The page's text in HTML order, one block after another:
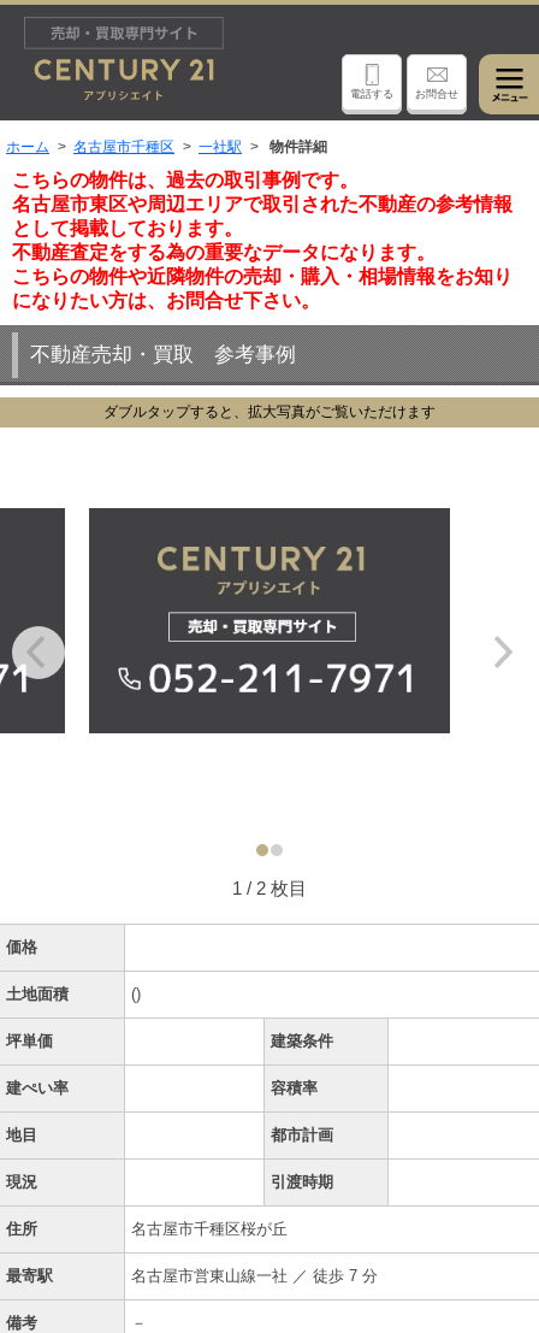
電話する お問合せ
ホーム 名古屋市千種区 一社駅 物件詳細
こちらの物件は、過去の取引事例です。
名古屋市東区や周辺エリアで取引された不動産の参考情報
として掲載しております。
不動産査定をする為の重要なデータになります。
こちらの物件や近隣物件の売却・購入・相場情報をお知り
になりたい方は、お問合せ下さい。
不動産売却・買取 参考事例
ダブルタップすると、拡大写真がご覧いただけます
1 / 2 枚目
価格
土地面積 ()
坪単価 建築条件
建ぺい率 容積率
地目 都市計画
現況 引渡時期
住所 名古屋市千種区桜が丘
最寄駅 名古屋市営東山線一社 ／ 徒歩 7 分
備考 －